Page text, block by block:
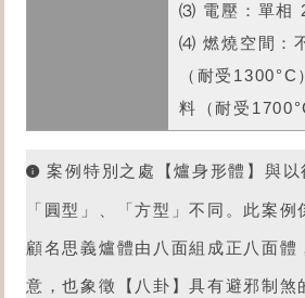
⑶ 電壓：單相
⑷ 燃燒空間：
（耐受
料（耐受
案例特別之處【爐身形體】與以
「圓型」、「方型」不同。此案例
顧名思義爐體由八面組成正八面體
意，也象徵【八卦】具有避邪制煞